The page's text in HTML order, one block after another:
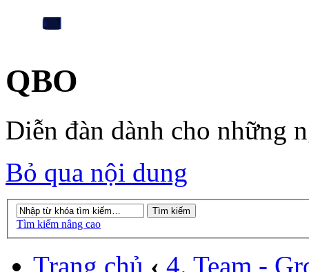
QBO
Diễn đàn dành cho những
Bỏ qua nội dung
Tìm kiếm nâng cao
Trang chủ ‹ 4. Team -